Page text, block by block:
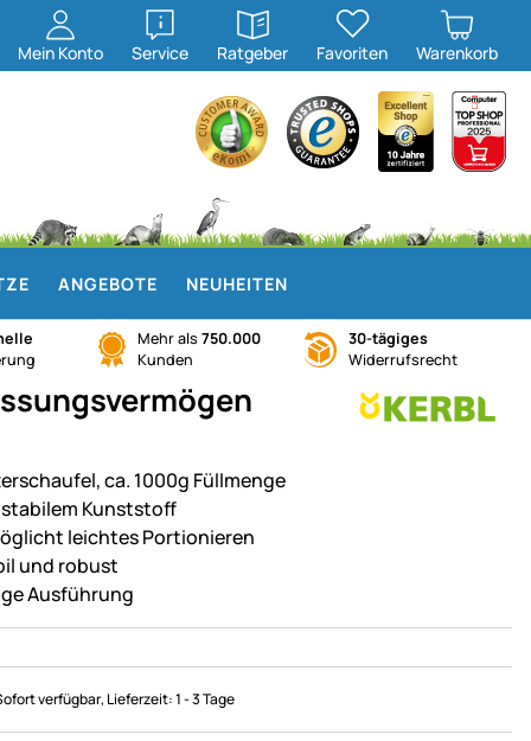
Mein Konto Service
öffnen
Ratgeber
öffnen
Favoriten Warenkorb
ANGEBOTE NEUHEITEN
Mehr als 750.000
Kunden
30-tägiges
Widerrufsrecht
ca. 1000g Füllmenge
Kunststoff
leichtes Portionieren
und robust
Ausführung
verfügbar, Lieferzeit:1 - 3 Tage